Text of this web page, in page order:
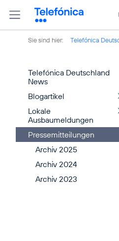
Sie sind hier: Telefónica
Telefónica Deutschland
News
Blogartikel
Lokale
Ausbaumeldungen
Pressemitteilungen
Archiv 2025
Archiv 2024
Archiv 2023